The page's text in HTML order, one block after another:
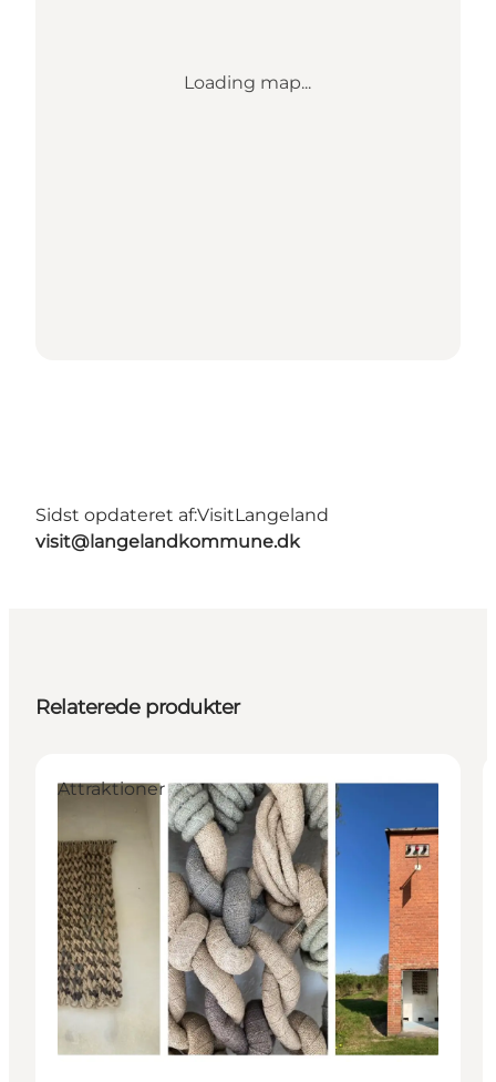
Loading map...
Sidst opdateret af:VisitLangeland
visit@langelandkommune.dk
Relaterede produkter
Attraktioner